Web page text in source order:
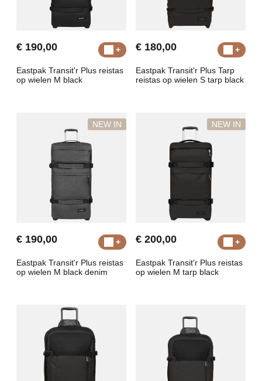
€ 190,00
Eastpak Transit'r Plus reistas
op wielen M black
€ 180,00
Eastpak Transit'r Plus Tarp
reistas op wielen S tarp black
NEW IN
€ 190,00
Eastpak Transit'r Plus reistas
op wielen M black denim
NEW IN
€ 200,00
Eastpak Transit'r Plus reistas
op wielen M tarp black